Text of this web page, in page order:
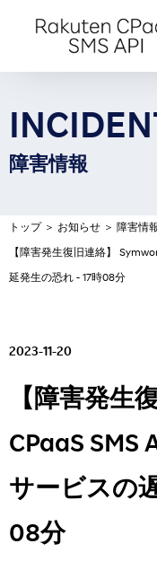
障害情報
トップ ＞ お知らせ ＞ 障害情
【障害発生復旧連絡】
延発生の恐れ - 17時08分
2023-11-20
【障害発生
CPaaS SMS
サービスの
08分